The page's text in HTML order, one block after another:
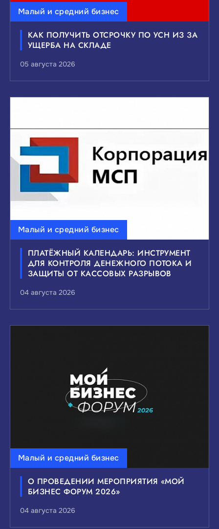
Малый и средний бизнес
КАК ПОЛУЧИТЬ ОТСРОЧКУ ПО УСН ИЗ ЗА
УЩЕРБА НА СКЛАДЕ
05 августа 2026
Малый и средний бизнес
ПЛАТЁЖНЫЙ КАЛЕНДАРЬ: ИНСТРУМЕНТ
ДЛЯ КОНТРОЛЯ ДЕНЕЖНОГО ПОТОКА И
ЗАЩИТЫ ОТ КАССОВЫХ РАЗРЫВОВ
04 августа 2026
Малый и средний бизнес
О ПРОВЕДЕНИИ МЕРОПРИЯТИЯ «МОЙ
БИЗНЕС ФОРУМ 2026»
04 августа 2026